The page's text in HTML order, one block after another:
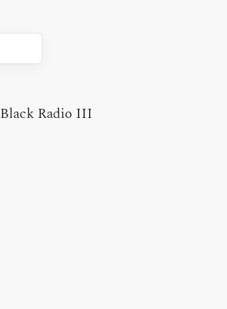
Black Radio III